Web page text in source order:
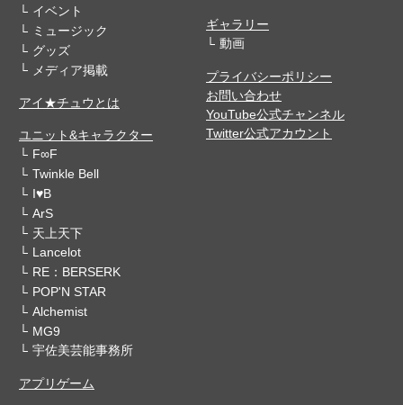
イベント
ミュージック
グッズ
メディア掲載
アイ★チュウとは
ユニット&キャラクター
F∞F
Twinkle Bell
I♥B
ArS
天上天下
Lancelot
RE：BERSERK
POP'N STAR
Alchemist
MG9
宇佐美芸能事務所
アプリゲーム
ギャラリー
動画
プライバシーポリシー
お問い合わせ
YouTube公式チャンネル
Twitter公式アカウント